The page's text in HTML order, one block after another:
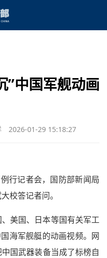
”中国军舰动画
2026-01-29 15:18:27
行记者会，国防部新闻局
校答记者问。
美国、日本等国有关军工
海军舰艇的动画视频。网
国武器装备当成了标榜自